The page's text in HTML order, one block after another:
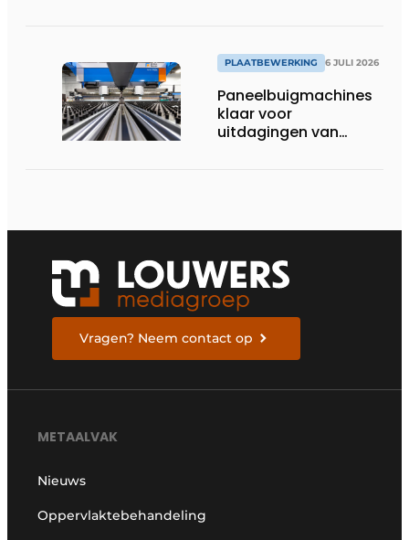
PLAATBEWERKING 6 JULI 2026
Paneelbuigmachines
klaar voor
uitdagingen van
Vragen? Neem contact op
METAALVAK
Nieuws
Oppervlaktebehandeling